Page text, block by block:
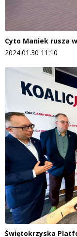
Cyto Maniek rusza
2024.01.30 11:10
Świętokrzyska